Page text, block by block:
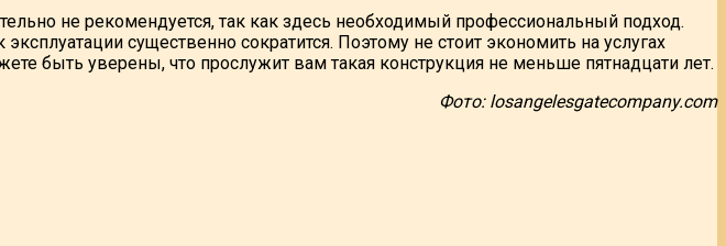
не рекомендуется, так как здесь необходимый профессиональный подход.
существенно сократится. Поэтому не стоит экономить на услугах
быть уверены, что прослужит вам такая конструкция не меньше пятнадцати лет.
Фото: losangelesgatecompany.com